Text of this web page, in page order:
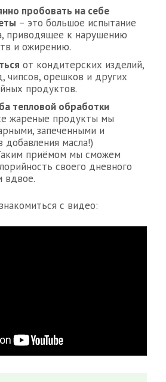
пробовать на себе
– это большое испытание
приводящее к нарушению
и ожирению.
от кондитерских изделий,
чипсов, орешков и других
продуктов.
тепловой обработки
жареные продукты мы
запеченными и
масла!)
приёмом мы сможем
своего дневного
вдвое.
с видео: